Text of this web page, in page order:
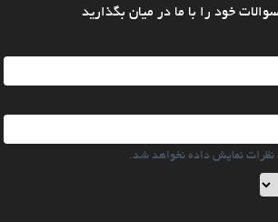
خود را با ما در میان بگذارید
نمایش داده نخواهد شد.